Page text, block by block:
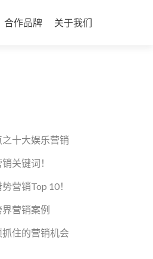
合作品牌 关于我们
十大娱乐营销
关键词！
营销Top 10！
营销案例
住的营销机会